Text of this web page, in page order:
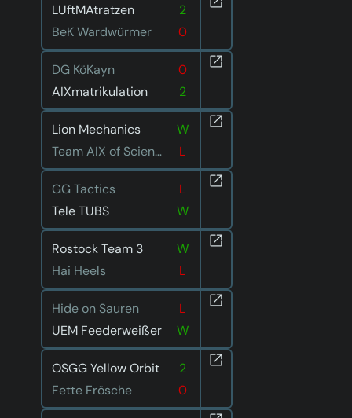
LUftMAtratzen
2
BeK Wardwürmer
0
DG KöKayn
0
AIXmatrikulation
2
Lion Mechanics
W
Team AIX of Science
L
GG Tactics
L
Tele TUBS
W
Rostock Team 3
W
Hai Heels
L
Hide on Sauren
L
UEM Feederweißer
W
OSGG Yellow Orbit
2
Fette Frösche
0